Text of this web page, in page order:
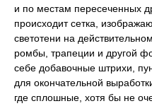
и по местам пересеченных
происходит сетка,
светотени на
ромбы, трапеции и другой
себе добавочные штрихи,
для окончательной
где сплошные, хотя бы не